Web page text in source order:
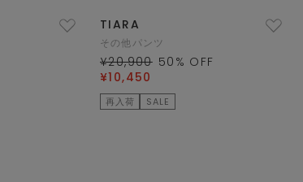
TIARA
その他パンツ
¥20,900 50 % OFF
¥10,450
再入荷 SALE